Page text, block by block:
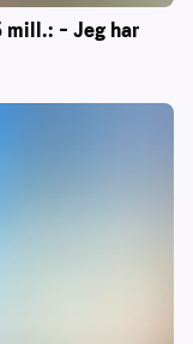
– Jeg har